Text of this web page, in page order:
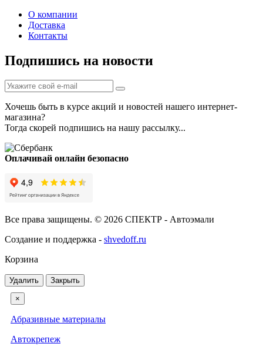
О компании
Доставка
Контакты
Подпишись на новости
Хочешь быть в курсе акций и новостей нашего интернет-
магазина?
Тогда скорей подпишись на нашу рассылку...
Оплачивай онлайн безопасно
Все права защищены. © 2026 СПЕКТР - Автоэмали
Создание и поддержка - shvedoff.ru
Корзина
Удалить Закрыть
×
Абразивные материалы
Автокрепеж